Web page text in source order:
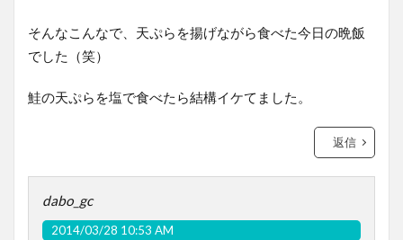
そんなこんなで、天ぷらを揚げながら食べた今日の晩飯
でした（笑）
鮭の天ぷらを塩で食べたら結構イケてました。
返信
dabo_gc
2014/03/28 10:53 AM